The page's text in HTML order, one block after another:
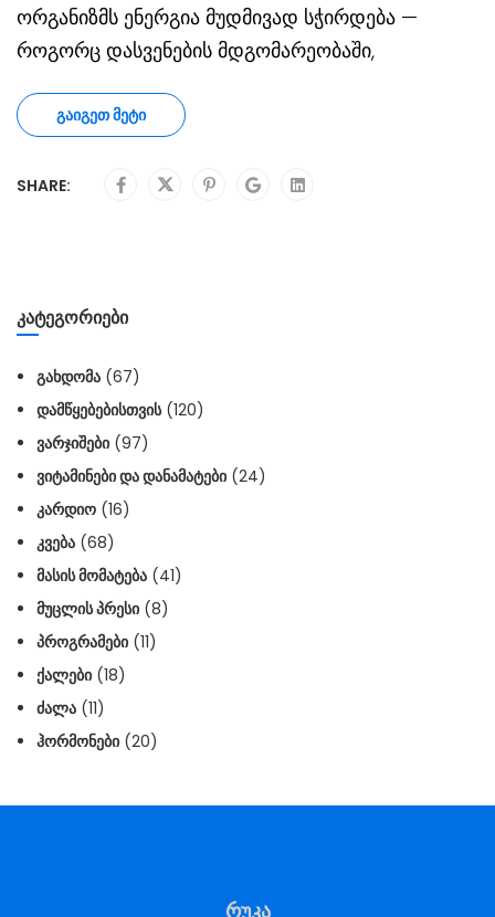
ორგანიზმს ენერგია მუდმივად სჭირდება —
როგორც დასვენების მდგომარეობაში,
ᲒᲐᲘᲒᲔᲗ ᲛᲔᲢᲘ
SHARE:
ᲙᲐᲢᲔᲒᲝᲠᲘᲔᲑᲘ
ᲒᲐᲮᲓᲝᲛᲐ (67)
ᲓᲐᲛᲬᲧᲔᲑᲔᲑᲘᲡᲗᲕᲘᲡ(120)
ᲕᲐᲠᲯᲘᲨᲔᲑᲘ (97)
ᲕᲘᲢᲐᲛᲘᲜᲔᲑᲘ ᲓᲐ ᲓᲐᲜᲐᲛᲐᲢᲔᲑᲘ (24)
ᲙᲐᲠᲓᲘᲝ (16)
ᲙᲕᲔᲑᲐ (68)
ᲛᲐᲡᲘᲡ ᲛᲝᲛᲐᲢᲔᲑᲐ (41)
ᲛᲣᲪᲚᲘᲡ ᲞᲠᲔᲡᲘ (8)
ᲞᲠᲝᲒᲠᲐᲛᲔᲑᲘ (11)
ᲥᲐᲚᲔᲑᲘ (18)
ᲫᲐᲚᲐ (11)
ᲰᲝᲠᲛᲝᲜᲔᲑᲘ (20)
რუკა